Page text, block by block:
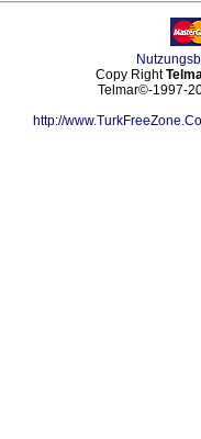
Copy Right
Telmar©-1997-
http://